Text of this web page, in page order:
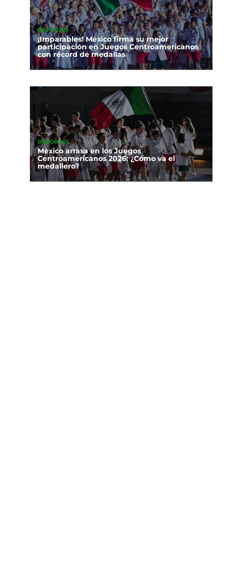
DEPORTES
¡Imparables! México firma su mejor
participación en Juegos Centroamericanos
con récord de medallas
DEPORTES
México arrasa en los Juegos
Centroamericanos 2026: ¿Cómo va el
medallero?